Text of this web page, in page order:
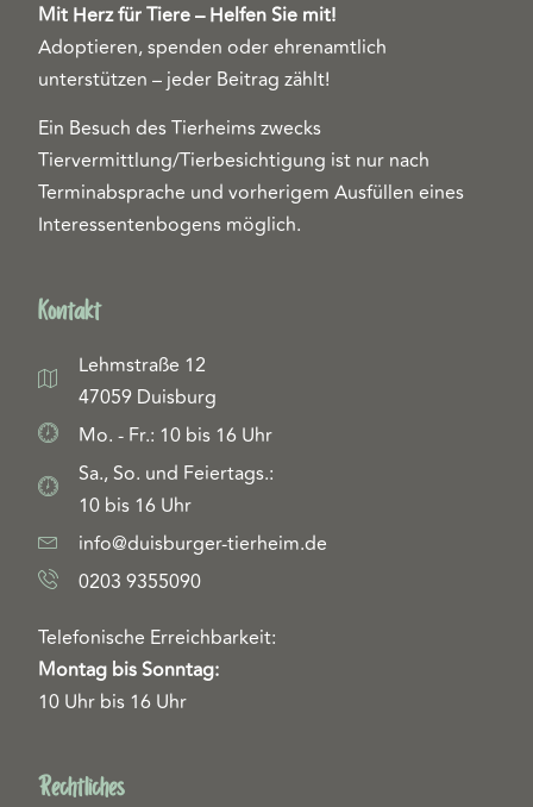
Mit Herz für Tiere – Helfen Sie mit!
Adoptieren, spenden oder ehrenamtlich
unterstützen – jeder Beitrag zählt!
Ein Besuch des Tierheims zwecks
Tiervermittlung/Tierbesichtigung ist nur nach
Terminabsprache und vorherigem Ausfüllen eines
Interessentenbogens möglich.
Kontakt
Lehmstraße 12
47059 Duisburg
Mo. - Fr.: 10 bis 16 Uhr
Sa., So. und Feiertags.:
10 bis 16 Uhr
info@duisburger-tierheim.de
0203 9355090
Telefonische Erreichbarkeit:
Montag bis Sonntag:
10 Uhr bis 16 Uhr
Rechtliches